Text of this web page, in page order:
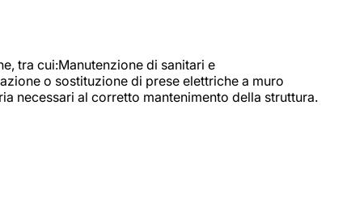
tra cui:Manutenzione di sanitari e
o sostituzione di prese elettriche a muro
necessari al corretto mantenimento della struttura.